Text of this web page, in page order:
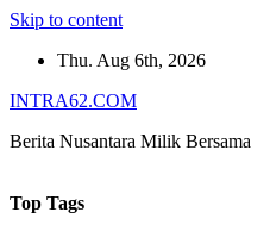
Skip to content
Thu. Aug 6th, 2026
INTRA62.COM
Berita Nusantara Milik Bersama
Top Tags